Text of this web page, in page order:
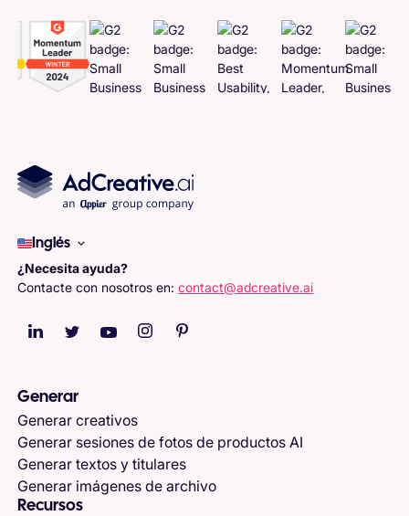
Inglés
¿Necesita ayuda?
Contacte con nosotros en:contact@adcreative.ai
Generar
Generar creativos
Generar sesiones de fotos de productos AI
Generar textos y titulares
Generar imágenes de archivo
Recursos